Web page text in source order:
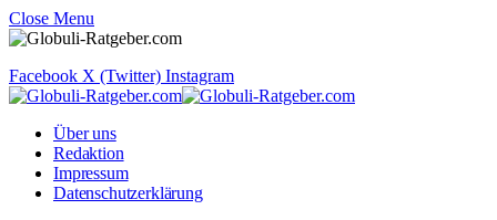
Close Menu
Facebook X (Twitter) Instagram
Über uns
Redaktion
Impressum
Datenschutzerklärung